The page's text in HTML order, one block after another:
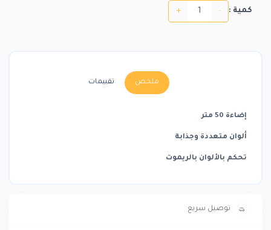
كمية : -
+
ملخص تقييمات
إضاءة 50 متر
ألوان متعددة وجذابة
تحكم بالألوان بالريموت
توصيل سريع